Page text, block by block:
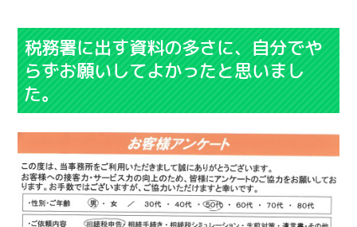
税務署に出す資料の多さに、自分でや
らずお願いしてよかったと思いまし
た。